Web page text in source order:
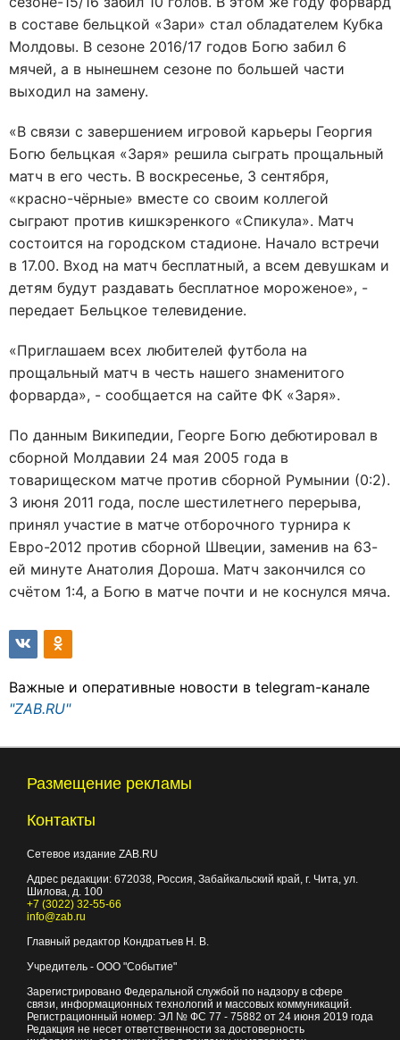
в составе бельцкой «Зари» стал обладателем Кубка
Молдовы. В сезоне 2016/17 годов Богю забил 6
мячей, а в нынешнем сезоне по большей части
выходил на замену.
«В связи с завершением игровой карьеры Георгия
Богю бельцкая «Заря» решила сыграть прощальный
матч в его честь. В воскресенье, 3 сентября,
«красно-чёрные» вместе со своим коллегой
сыграют против кишкэренкого «Спикула». Матч
состоится на городском стадионе. Начало встречи
в 17.00. Вход на матч бесплатный, а всем девушкам и
детям будут раздавать бесплатное мороженое», -
передает Бельцкое телевидение.
«Приглашаем всех любителей футбола на
прощальный матч в честь нашего знаменитого
форварда», - сообщается на сайте ФК «Заря».
По данным Википедии, Георге Богю дебютировал в
сборной Молдавии 24 мая 2005 года в
товарищеском матче против сборной Румынии (0:2).
3 июня 2011 года, после шестилетнего перерыва,
принял участие в матче отборочного турнира к
Евро-2012 против сборной Швеции, заменив на 63-
ей минуте Анатолия Дороша. Матч закончился со
счётом 1:4, а Богю в матче почти и не коснулся мяча.
Важные и оперативные новости в telegram-канале
"ZAB.RU"
Размещение рекламы
Контакты
Сетевое издание ZAB.RU
Адрес редакции: 672038, Россия, Забайкальский край, г. Чита, ул.
Шилова, д. 100
+7 (3022) 32-55-66
info@zab.ru
Главный редактор Кондратьев Н. В.
Учредитель - ООО "Событие"
Зарегистрировано Федеральной службой по надзору в сфере
связи, информационных технологий и массовых коммуникаций.
Регистрационный номер: ЭЛ № ФС 77 - 75882 от 24 июня 2019 года
Редакция не несет ответственности за достоверность